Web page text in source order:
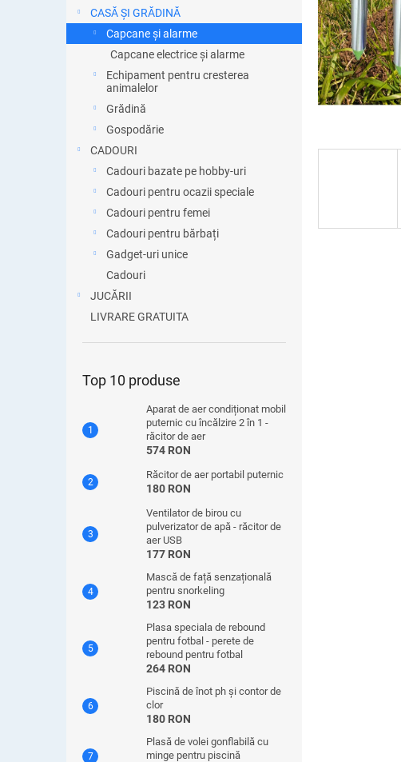
CASĂ ȘI GRĂDINĂ
Capcane și alarme
Capcane electrice și alarme
Echipament pentru cresterea
animalelor
Grădină
Gospodărie
CADOURI
Cadouri bazate pe hobby-uri
Cadouri pentru ocazii speciale
Cadouri pentru femei
Cadouri pentru bărbați
Gadget-uri unice
Cadouri
JUCĂRII
LIVRARE GRATUITA
Top 10 produse
Aparat de aer condiționat mobil
puternic cu încălzire 2 în 1 -
răcitor de aer
574 RON
Răcitor de aer portabil puternic
180 RON
Ventilator de birou cu
pulverizator de apă - răcitor de
aer USB
177 RON
Mască de față senzațională
pentru snorkeling
123 RON
Plasa speciala de rebound
pentru fotbal - perete de
rebound pentru fotbal
264 RON
Piscină de înot ph și contor de
clor
180 RON
Plasă de volei gonflabilă cu
minge pentru piscină